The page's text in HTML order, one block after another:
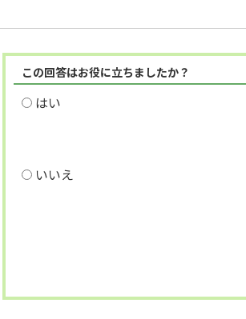
この回答はお役に立ちましたか？
はい
いいえ